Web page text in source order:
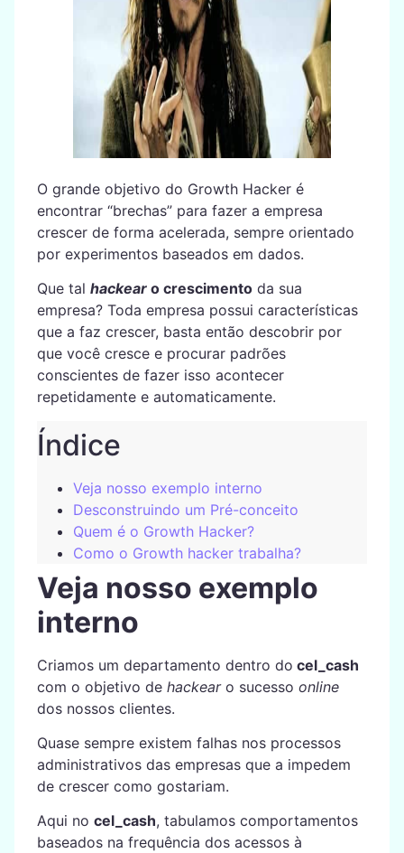
O grande objetivo do Growth Hacker é
encontrar “brechas” para fazer a empresa
crescer de forma acelerada, sempre orientado
por experimentos baseados em dados.
Que tal hackearo crescimentoda sua
empresa? Toda empresa possui características
que a faz crescer, basta então descobrir por
que você cresce e procurar padrões
conscientes de fazer isso acontecer
repetidamente e automaticamente.
Índice
Veja nosso exemplo interno
Desconstruindo um Pré-conceito
Quem é o Growth Hacker?
Como o Growth hacker trabalha?
Veja nosso exemplo
interno
Criamos um departamento dentro do cel_cash
com o objetivo dehackearo sucesso online
dos nossos clientes.
Quase sempre existem falhas nos processos
administrativos das empresas que a impedem
de crescer como gostariam.
Aqui no cel_cash, tabulamos comportamentos
baseados na frequência dos acessos à